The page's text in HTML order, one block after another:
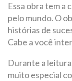
Essa obra tem a
pelo mundo. O
histórias de
Cabe a você
Durante a
muito especial